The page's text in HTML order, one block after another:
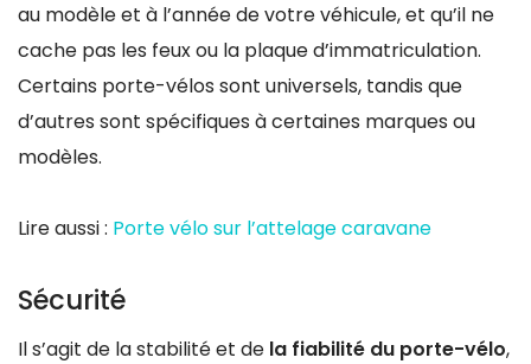
au modèle et à l’année de votre véhicule, et qu’il ne
cache pas les feux ou la plaque d’immatriculation.
Certains porte-vélos sont universels, tandis que
d’autres sont spécifiques à certaines marques ou
modèles.
Lire aussi : Porte vélo sur l’attelage caravane
Sécurité
Il s’agit de la stabilité et de la fiabilité du porte-vélo,